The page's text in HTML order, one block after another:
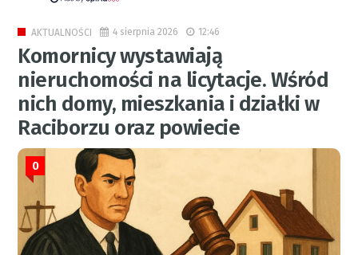
AKTUALNOŚCI 4 sierpnia 2026 12:46
Komornicy wystawiają
nieruchomości na licytacje. Wśród
nich domy, mieszkania i działki w
Raciborzu oraz powiecie
0